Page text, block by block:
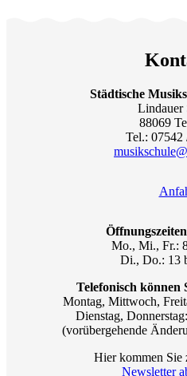
Städtische
Lindauer
88069
Tel.: 07542
Mo., Mi., Fr.:
Di., Do.: 13
Telefonisch können
Montag, Mittwoch,
Dienstag,
(vorübergehende
Hier kommen Sie
Newsletter